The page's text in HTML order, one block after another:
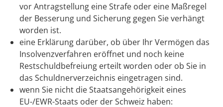
vor Antragstellung eine Strafe oder eine Maßregel
der Besserung und Sicherung gegen Sie verhängt
worden ist.
eine Erklärung darüber, ob über Ihr Vermögen das
Insolvenzverfahren eröffnet und noch keine
Restschuldbefreiung erteilt worden oder ob Sie in
das Schuldnerverzeichnis eingetragen sind.
wenn Sie nicht die Staatsangehörigkeit eines
EU-/EWR-Staats oder der Schweiz haben: